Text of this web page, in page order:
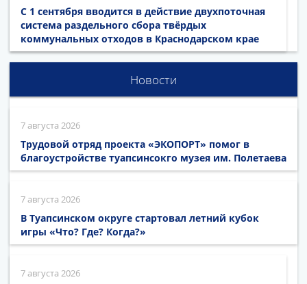
С 1 сентября вводится в действие двухпоточная
система раздельного сбора твёрдых
коммунальных отходов в Краснодарском крае
Новости
7 августа 2026
Трудовой отряд проекта «ЭКОПОРТ» помог в
благоустройстве туапсинсокго музея им. Полетаева
7 августа 2026
В Туапсинском округе стартовал летний кубок
игры «Что? Где? Когда?»
7 августа 2026